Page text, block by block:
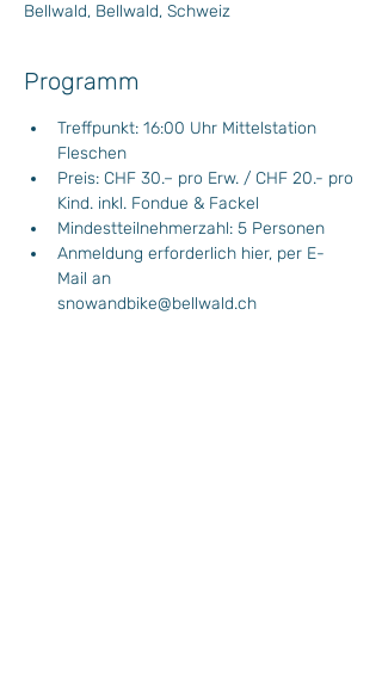
Bellwald, Bellwald, Schweiz
Programm
Treffpunkt: 16:00 Uhr Mittelstation
Fleschen
Preis: CHF 30.– pro Erw. / CHF 20.- pro
Kind. inkl. Fondue & Fackel
Mindestteilnehmerzahl: 5 Personen
Anmeldung erforderlich hier, per E-
Mail an
snowandbike@bellwald.ch